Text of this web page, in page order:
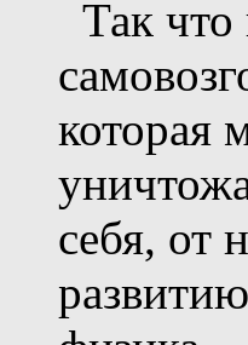
Так
которая
себя, от